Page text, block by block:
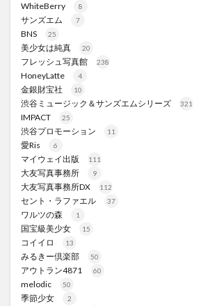
WhiteBerry 8
サンズエム 7
BNS 25
美少女は純真 20
フレッシュ写真館 238
HoneyLatte 4
金銀財宝社 10
渋谷ミュージック＆サンズエムシリーズ 321
IMPACT 25
渋谷プロモーション 11
愛Ris 6
マイウェイ出版 111
大友写真事務所 9
大友写真事務所DX 112
セント・ラファエル 37
ワルツの森 1
国宝級美少女 15
コイイロ 13
みるきー倶楽部 50
アウトラン4871 60
melodic 50
季節少女 2